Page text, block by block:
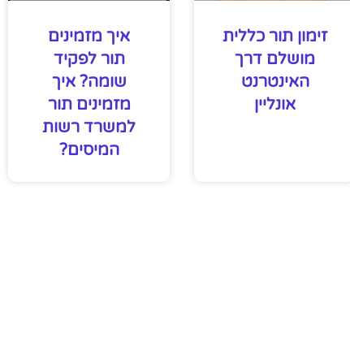
זימון תור כללית
מושלם דרך
האינטרנט
אונליין
איך מזמינים
תור לפקיד
שומה? איך
מזמינים תור
למשרד רשות
המיסים?